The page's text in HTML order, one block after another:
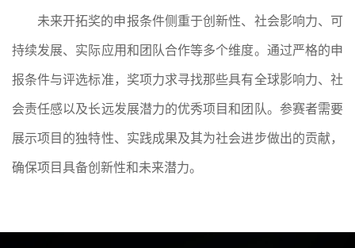
未来开拓奖的申报条件侧重于创新性、社会影响力、可
持续发展、实际应用和团队合作等多个维度。通过严格的申
报条件与评选标准，奖项力求寻找那些具有全球影响力、社
会责任感以及长远发展潜力的优秀项目和团队。参赛者需要
展示项目的独特性、实践成果及其为社会进步做出的贡献，
确保项目具备创新性和未来潜力。